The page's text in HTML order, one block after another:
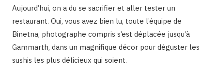
Aujourd’hui, on a du se sacrifier et aller tester un
restaurant. Oui, vous avez bien lu, toute l’équipe de
Binetna, photographe compris s’est déplacée jusqu’à
Gammarth, dans un magnifique décor pour déguster les
sushis les plus délicieux qui soient.